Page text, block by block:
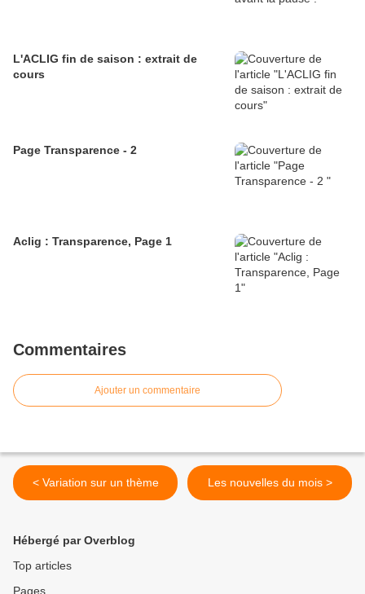
L'ACLIG fin de saison : extrait de
cours
Page Transparence - 2
Aclig : Transparence, Page 1
Commentaires
Ajouter un commentaire
< Variation sur un thème Les nouvelles du mois >
Hébergé par Overblog
Top articles
Pages